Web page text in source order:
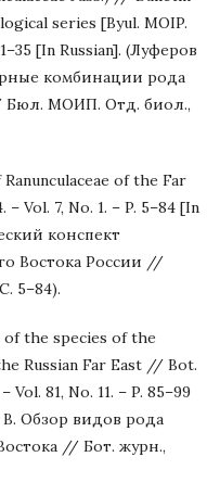
series [Byul. MOIP.
[In Russian]. (Луферов
комбинации рода
// Бюл. МОИП. Отд. биол.,
of the Far
Vol. 7, No. 1. – P. 5–84 [In
конспект
Востока России //
5–84).
of the species of the
Russian Far East // Bot.
81, No. 11. – P. 85–99
Обзор видов рода
// Бот. журн.,